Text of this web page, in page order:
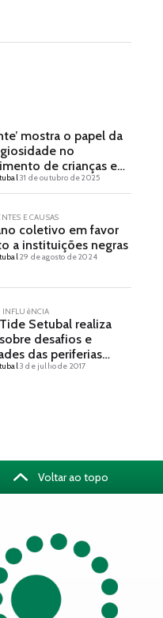
mostra o papel da
no
de crianças e
31 de outubro de 2025
E CAUSAS
coletivo em favor
a instituições negras
29 de agosto de 2024
INFLUêNCIA
Setubal realiza
desafios e
das periferias
3 de julho de 2017
Voltar ao topo